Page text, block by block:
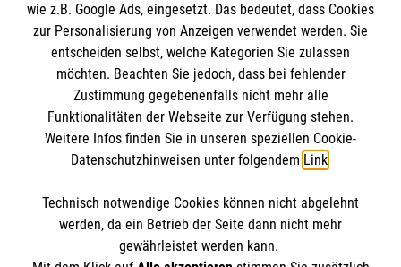
Datenschutz
Barrierefreiheit
Kontakt
Die Malteser
Malteser in Deutschland
Malteserorden
Sharepoint
Spendenkonto
IBAN: DE72370601201201224019
BIC: GENODED1PA7
So finden Sie uns
wie z.B. Google Ads, eingesetzt. Das bedeutet, dass Cookies
zur Personalisierung von Anzeigen verwendet werden. Sie
entscheiden selbst, welche Kategorien Sie zulassen
möchten. Beachten Sie jedoch, dass bei fehlender
Zustimmung gegebenenfalls nicht mehr alle
Funktionalitäten der Webseite zur Verfügung stehen.
Weitere Infos finden Sie in unseren speziellen Cookie-
Datenschutzhinweisen unter folgendem Link.
Technisch notwendige Cookies können nicht abgelehnt
werden, da ein Betrieb der Seite dann nicht mehr
gewährleistet werden kann.